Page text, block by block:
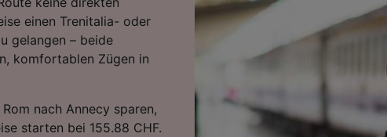
einen Trenitalia- oder
gelangen – beide
komfortablen Zügen in
nach Annecy sparen,
starten bei 155.88 CHF.